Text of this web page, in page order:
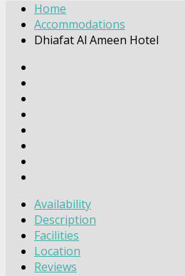
Home
Accommodations
Dhiafat Al Ameen Hotel
Availability
Description
Facilities
Location
Reviews